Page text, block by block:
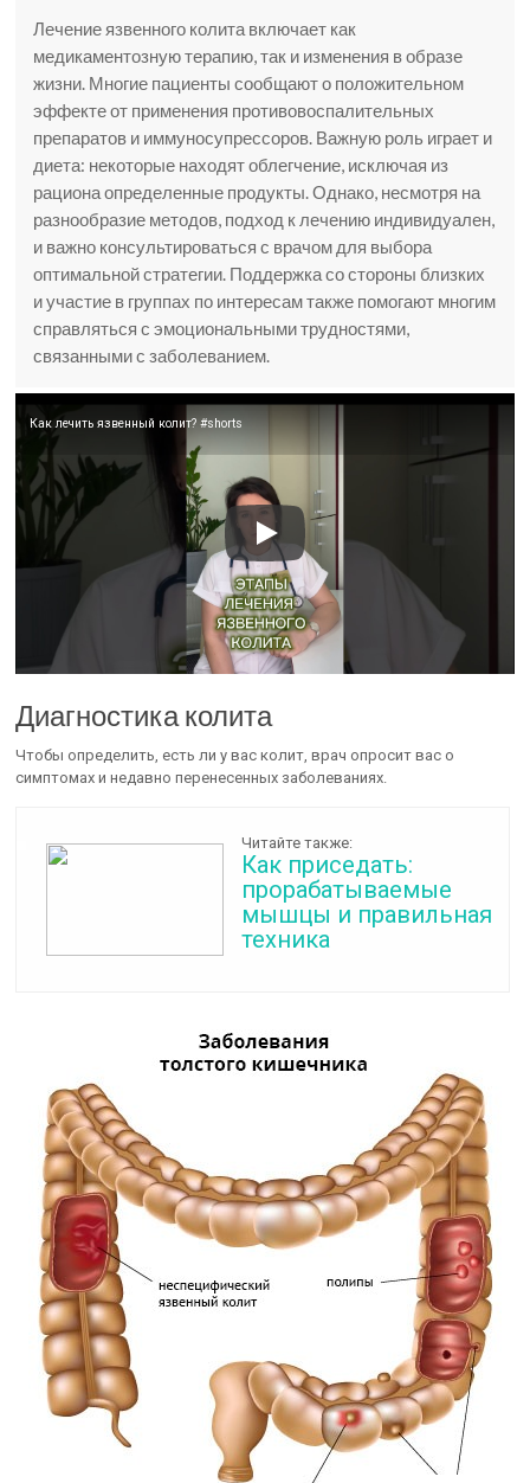
Лечение язвенного колита включает как
медикаментозную терапию, так и изменения в образе
жизни. Многие пациенты сообщают о положительном
эффекте от применения противовоспалительных
препаратов и иммуносупрессоров. Важную роль играет и
диета: некоторые находят облегчение, исключая из
рациона определенные продукты. Однако, несмотря на
разнообразие методов, подход к лечению индивидуален,
и важно консультироваться с врачом для выбора
оптимальной стратегии. Поддержка со стороны близких
и участие в группах по интересам также помогают многим
справляться с эмоциональными трудностями,
связанными с заболеванием.
Как лечить язвенный колит? #shorts
Диагностика колита
Чтобы определить, есть ли у вас колит, врач опросит вас о
симптомах и недавно перенесенных заболеваниях.
Читайте также:
Как приседать:
прорабатываемые
мышцы и правильная
техника